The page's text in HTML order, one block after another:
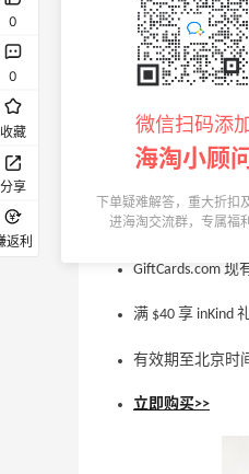
GiftCards.com 现
满 $40 享 inKind
有效期至北京时
立即购买>>
0
0
收藏
分享
返利
微信扫码添
海淘小顾
下单疑难解答，重大折扣
进海淘交流群，专属福